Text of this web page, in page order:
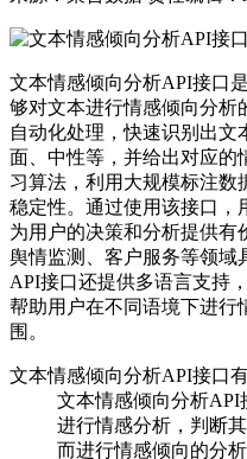
文本情感倾向分析API接口
够对文本进行情感倾向分析
自动化处理，快速识别出文
面、中性等，并给出对应的
习算法，利用大规模标注数
稳定性。通过使用该接口，
为用户的决策和分析提供有
舆情监测、客户服务等领域
API接口还提供多语言支持
帮助用户在不同语境下进行
围。
文本情感倾向分析API接口
文本情感倾向分析
进行情感分析，判断
而进行情感倾向的分析